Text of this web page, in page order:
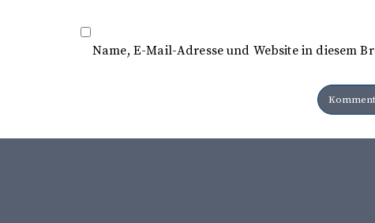
Name, E-Mail-Adresse und Website in diesem